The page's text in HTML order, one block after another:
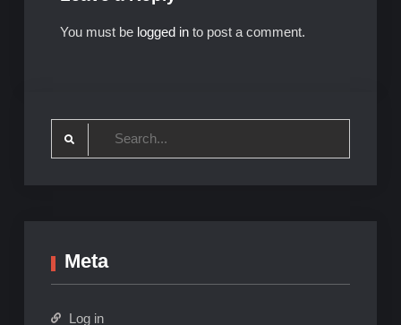
You must be logged into post a comment.
Meta
Log in